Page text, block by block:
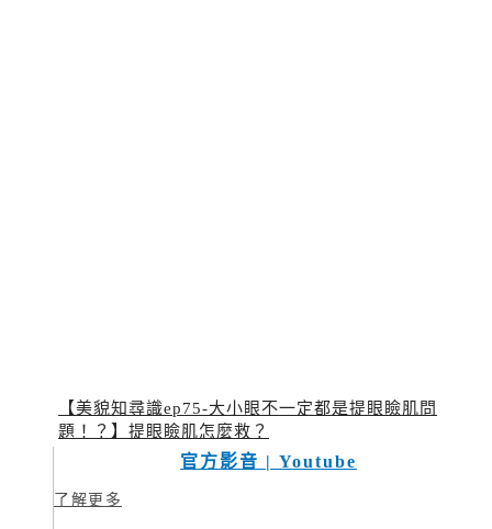
【美貌知尋識ep75-大小眼不一定都是提眼瞼肌問
題！？】提眼瞼肌怎麼救？
官方影音 | Youtube
了解更多